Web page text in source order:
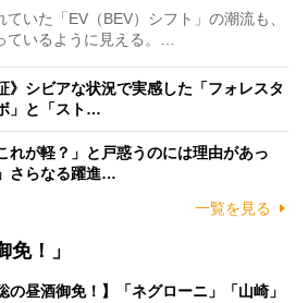
いた「EV（BEV）シフト」の潮流も、
ているように見える。…
》シビアな状況で実感した「フォレスタ
」と「スト…
れが軽？」と戸惑うのには理由があっ
さらなる躍進…
一覧を見る
！」
の昼酒御免！】「ネグローニ」「山崎」